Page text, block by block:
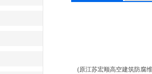
(原江苏宏顺高空建筑防腐